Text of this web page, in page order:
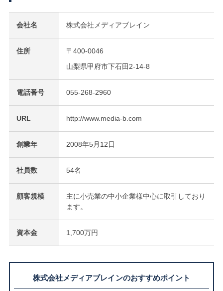
会社名 株式会社メディアブレイン
住所
〒400-0046
山梨県甲府市下石田2-14-8
電話番号 055-268-2960
URL http://www.media-b.com
創業年 2008年5月12日
社員数 54名
顧客規模
主に小売業の中小企業様中心に取引しており
ます。
資本金 1,700万円
株式会社メディアブレインのおすすめポイント